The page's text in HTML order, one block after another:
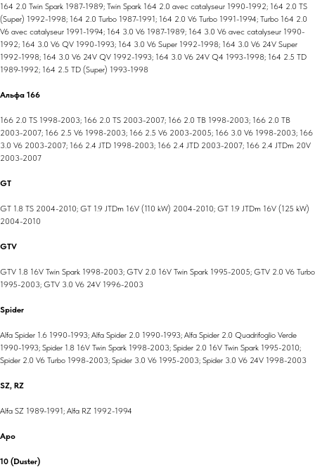
164 2.0 Twin Spark 1987-1989; Twin Spark 164 2.0 avec catalyseur 1990-1992; 164 2.0 TS
(Super) 1992-1998; 164 2.0 Turbo 1987-1991; 164 2.0 V6 Turbo 1991-1994; Turbo 164 2.0
V6 avec catalyseur 1991-1994; 164 3.0 V6 1987-1989; 164 3.0 V6 avec catalyseur 1990-
1992; 164 3.0 V6 QV 1990-1993; 164 3.0 V6 Super 1992-1998; 164 3.0 V6 24V Super
1992-1998; 164 3.0 V6 24V QV 1992-1993; 164 3.0 V6 24V Q4 1993-1998; 164 2.5 TD
1989-1992; 164 2.5 TD (Super) 1993-1998
Альфа 166
166 2.0 TS 1998-2003; 166 2.0 TS 2003-2007; 166 2.0 TB 1998-2003; 166 2.0 TB
2003-2007; 166 2.5 V6 1998-2003; 166 2.5 V6 2003-2005; 166 3.0 V6 1998-2003; 166
3.0 V6 2003-2007; 166 2.4 JTD 1998-2003; 166 2.4 JTD 2003-2007; 166 2.4 JTDm 20V
2003-2007
GT
GT 1.8 TS 2004-2010; GT 1.9 JTDm 16V (110 kW) 2004-2010; GT 1.9 JTDm 16V (125 kW)
2004-2010
GTV
GTV 1.8 16V Twin Spark 1998-2003; GTV 2.0 16V Twin Spark 1995-2005; GTV 2.0 V6 Turbo
1995-2003; GTV 3.0 V6 24V 1996-2003
Spider
Alfa Spider 1.6 1990-1993; Alfa Spider 2.0 1990-1993; Alfa Spider 2.0 Quadrifoglio Verde
1990-1993; Spider 1.8 16V Twin Spark 1998-2003; Spider 2.0 16V Twin Spark 1995-2010;
Spider 2.0 V6 Turbo 1998-2003; Spider 3.0 V6 1995-2003; Spider 3.0 V6 24V 1998-2003
SZ, RZ
Alfa SZ 1989-1991; Alfa RZ 1992-1994
Аро
10 (Duster)